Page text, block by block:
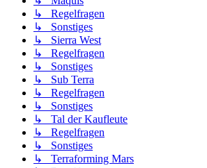
↳ Regelfragen
↳ Sonstiges
↳ Sierra West
↳ Regelfragen
↳ Sonstiges
↳ Sub Terra
↳ Regelfragen
↳ Sonstiges
↳ Tal der Kaufleute
↳ Regelfragen
↳ Sonstiges
↳ Terraforming Mars